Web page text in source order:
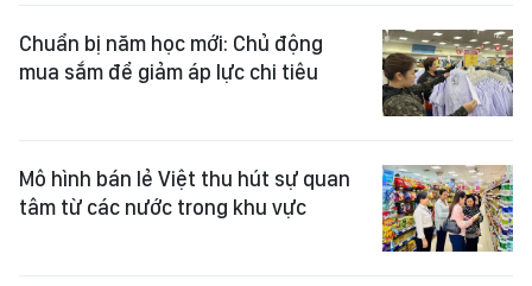
Chuẩn bị năm học mới: Chủ động
mua sắm để giảm áp lực chi tiêu
Mô hình bán lẻ Việt thu hút sự quan
tâm từ các nước trong khu vực